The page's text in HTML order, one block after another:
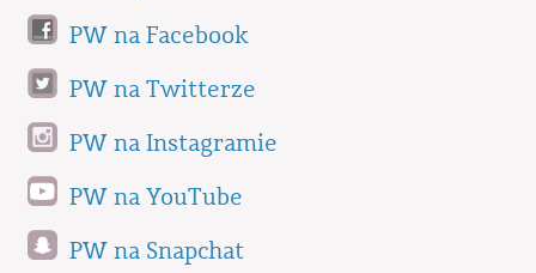
PW na Facebook
PW na Twitterze
PW na Instagramie
PW na YouTube
PW na Snapchat